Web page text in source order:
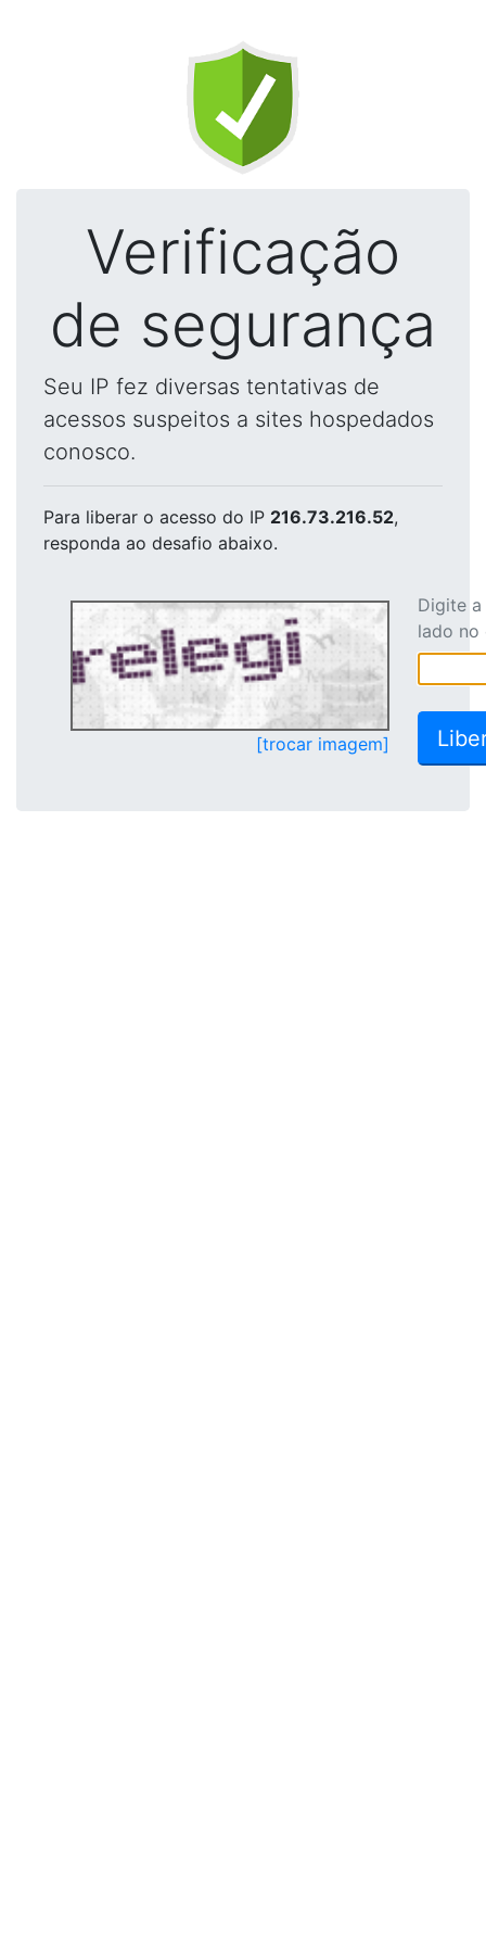
Verificação
de segurança
Seu IP fez diversas tentativas de
acessos suspeitos a sites hospedados
conosco.
Para liberar o acesso do IP 216.73.216.52,
responda ao desafio abaixo.
[trocar imagem]
Digite
lado no